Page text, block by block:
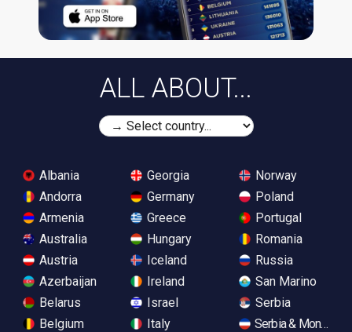
ALL ABOUT...
Albania
Andorra
Armenia
Australia
Austria
Azerbaijan
Belarus
Belgium
Georgia
Germany
Greece
Hungary
Iceland
Ireland
Israel
Italy
Norway
Poland
Portugal
Romania
Russia
San Marino
Serbia
Serbia &